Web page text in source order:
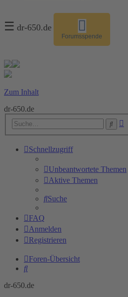
☰ dr-650.de
Forumsspende
Zum Inhalt
dr-650.de
Suche
Schnellzugriff
Unbeantwortete Themen
Aktive Themen
Suche
FAQ
Anmelden
Registrieren
Foren-Übersicht
Suche
dr-650.de